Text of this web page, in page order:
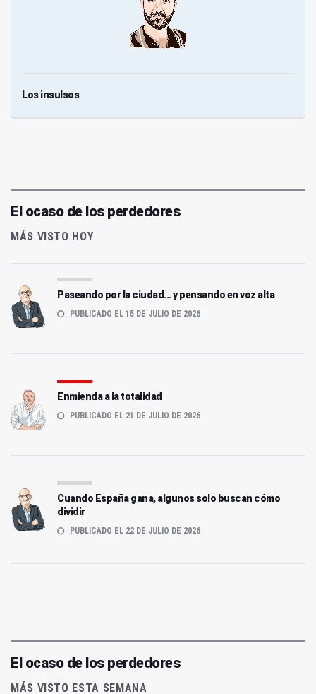
Los insulsos
El ocaso de los perdedores
MÁS VISTO HOY
Paseando por la ciudad... y pensando en voz alta
PUBLICADO EL 15 DE JULIO DE 2026
Enmienda a la totalidad
PUBLICADO EL 21 DE JULIO DE 2026
Cuando España gana, algunos solo buscan cómo
dividir
PUBLICADO EL 22 DE JULIO DE 2026
El ocaso de los perdedores
MÁS VISTO ESTA SEMANA